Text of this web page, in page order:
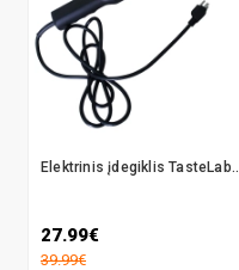
Elektrinis įdegiklis TasteLab..
27.99€
39.99€